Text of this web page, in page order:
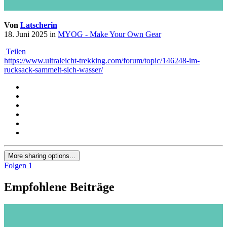
Von Latscherin
18. Juni 2025 in MYOG - Make Your Own Gear
Teilen
https://www.ultraleicht-trekking.com/forum/topic/146248-im-
rucksack-sammelt-sich-wasser/
More sharing options...
Folgen 1
Empfohlene Beiträge